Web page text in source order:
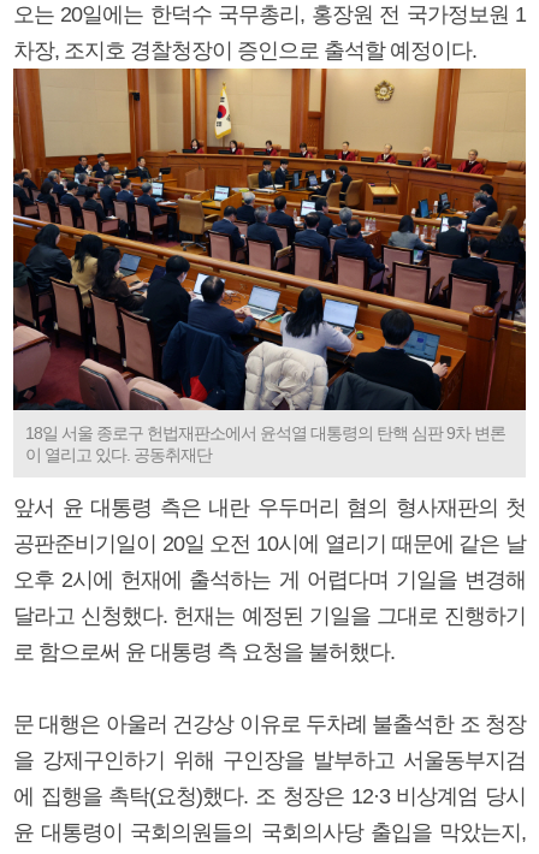
오는 20일에는 한덕수 국무총리, 홍장원 전 국가정보원 1
차장, 조지호 경찰청장이 증인으로 출석할 예정이다.
18일 서울 종로구 헌법재판소에서 윤석열 대통령의 탄핵 심판 9차 변론
이 열리고 있다. 공동취재단
앞서 윤 대통령 측은 내란 우두머리 혐의 형사재판의 첫
공판준비기일이 20일 오전 10시에 열리기 때문에 같은 날
오후 2시에 헌재에 출석하는 게 어렵다며 기일을 변경해
달라고 신청했다. 헌재는 예정된 기일을 그대로 진행하기
로 함으로써 윤 대통령 측 요청을 불허했다.
문 대행은 아울러 건강상 이유로 두차례 불출석한 조 청장
을 강제구인하기 위해 구인장을 발부하고 서울동부지검
에 집행을 촉탁(요청)했다. 조 청장은 12·3 비상계엄 당시
윤 대통령이 국회의원들의 국회의사당 출입을 막았는지,